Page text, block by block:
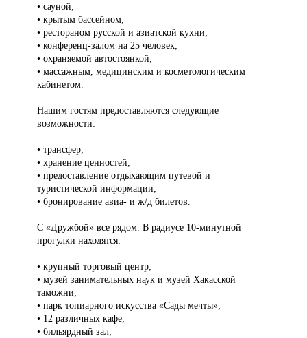
• сауной;
• крытым бассейном;
• рестораном русской и азиатской кухни;
• конференц-залом на 25 человек;
• охраняемой автостоянкой;
• массажным, медицинским и косметологическим
кабинетом.
Нашим гостям предоставляются следующие
возможности:
• трансфер;
• хранение ценностей;
• предоставление отдыхающим путевой и
туристической информации;
• бронирование авиа- и ж/д билетов.
С «Дружбой» все рядом. В радиусе 10-минутной
прогулки находятся:
• крупный торговый центр;
• музей занимательных наук и музей Хакасской
таможни;
• парк топиарного искусства «Сады мечты»;
• 12 различных кафе;
• бильярдный зал;